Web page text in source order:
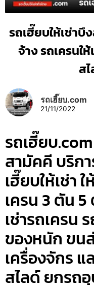
รถเฮี๊ยบให้เช่าบึ
จ้าง รถเครนใ
ส
รถเฮี๊ยบ.com
21/11/2022
รถเฮี๊ยบ
สามัคคี บริก
เฮี๊ยบให้เช่า
เครน 3 ตัน
เช่ารถเครน
ของหนัก ขน
เครื่องจักร แ
สไลด์ ยกรถ